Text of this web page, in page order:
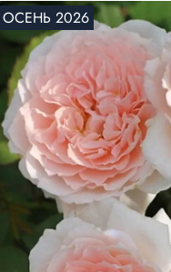
ОСЕНЬ 2026